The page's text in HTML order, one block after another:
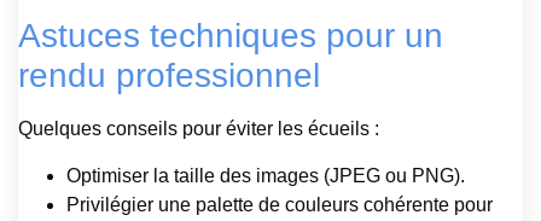
Astuces techniques pour un
rendu professionnel
Quelques conseils pour éviter les écueils :
Optimiser la taille des images (JPEG ou PNG).
Privilégier une palette de couleurs cohérente pour